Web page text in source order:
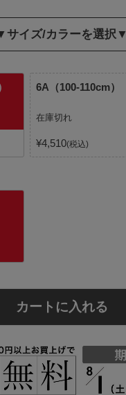
サイズ/カラーを選択▼
6A（100-110cm）
在庫切れ
¥4,510 税込
カートに入れる